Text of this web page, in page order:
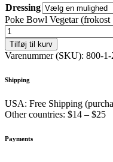
Dressing
Poke Bowl Vegetar (frokost
Tilføj til kurv
Varenummer (SKU): 800-1-
Shipping
USA: Free Shipping
Other countries: $14 – $25
Payments